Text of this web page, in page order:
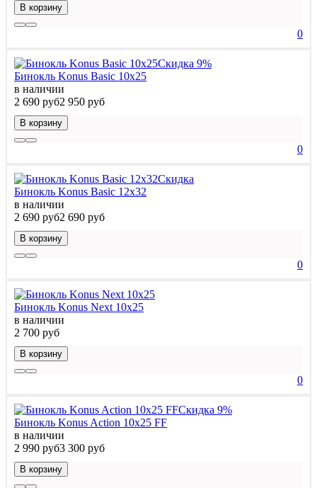
В корзину
0
Скидка 9%
Бинокль Konus Basic 10x25
в наличии
2 690 руб2 950 руб
В корзину
0
Скидка
Бинокль Konus Basic 12x32
в наличии
2 690 руб2 690 руб
В корзину
0
Бинокль Konus Next 10x25
в наличии
2 700 руб
В корзину
0
Скидка 9%
Бинокль Konus Action 10x25 FF
в наличии
2 990 руб3 300 руб
В корзину